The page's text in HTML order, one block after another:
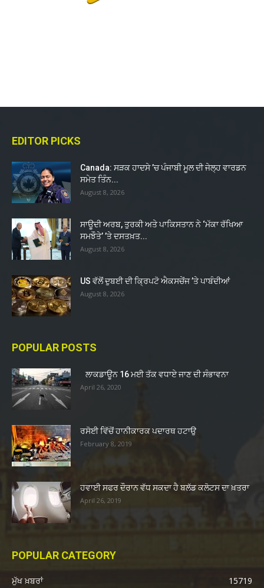
EDITOR PICKS
Canada: ਸੜਕ ਹਾਦਸੇ ’ਚ ਪੰਜਾਬੀ ਮੂਲ ਦੀ ਜੇਲ੍ਹ ਵਾਰਡਨ
ਸਮੇਤ ਤਿੰਨ...
August 8, 2026
ਸਾਊਦੀ ਅਰਬ, ਤੁਰਕੀ ਅਤੇ ਪਾਕਿਸਤਾਨ ਨੇ ‘ਮੱਕਾ ਰੱਖਿਆ
ਸਮਝੌਤੇ’ ’ਤੇ ਦਸਤਖ਼ਤ...
August 8, 2026
US ਵੱਲੋਂ ਦੁਬਈ ਦੀ ਕ੍ਰਿਪਟੋ ਐਕਸਚੇਂਜ ’ਤੇ ਪਾਬੰਦੀਆਂ
August 8, 2026
POPULAR POSTS
ਲਾਕਡਾਊਨ 16 ਮਈ ਤੱਕ ਵਧਾਏ ਜਾਣ ਦੀ ਸੰਭਾਵਨਾ
April 26, 2020
ਰਸੋਈ ਵਿੱਚੋਂ ਹਾਨੀਕਾਰਕ ਪਦਾਰਥ ਹਟਾਉ
February 8, 2019
ਹਵਾਈ ਸਫਰ ਦੌਰਾਨ ਵੱਧ ਸਕਦਾ ਹੈ ਬਲੱਡ ਕਲੋਟਸ ਦਾ ਖ਼ਤਰਾ
April 26, 2019
POPULAR CATEGORY
ਮੁੱਖ ਖ਼ਬਰਾਂ
15719